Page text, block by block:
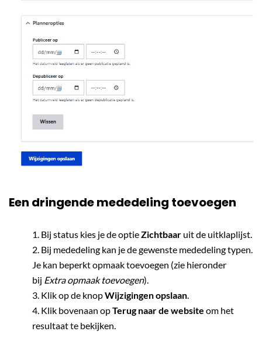
Een dringende mededeling toevoegen
Bij status kies je de optieZichtbaar uit de uitklaplijst.
Bij mededeling kan je de gewenste mededeling typen.
Je kan beperkt opmaak toevoegen (zie hieronder
bij Extra opmaak toevoegen).
Klik op de knopWijzigingen opslaan.
Klik bovenaan opTerug naar de website om het
resultaat te bekijken.